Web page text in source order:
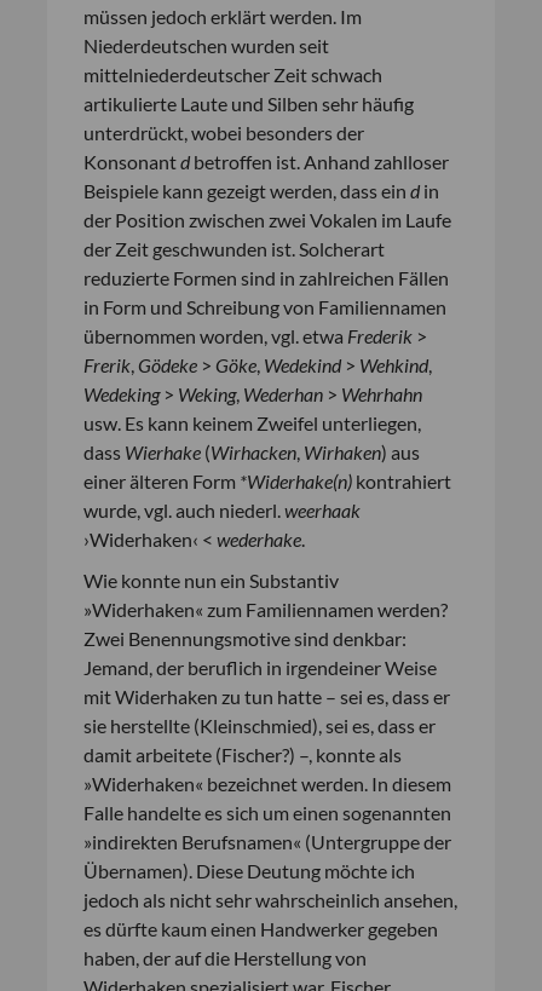
müssen jedoch erklärt werden. Im
Niederdeutschen wurden seit
mittelniederdeutscher Zeit schwach
artikulierte Laute und Silben sehr häufig
unterdrückt, wobei besonders der
Konsonantd betroffen ist. Anhand zahlloser
Beispiele kann gezeigt werden, dass ein d in
der Position zwischen zwei Vokalen im Laufe
der Zeit geschwunden ist. Solcherart
reduzierte Formen sind in zahlreichen Fällen
in Form und Schreibung von Familiennamen
übernommen worden, vgl. etwa Frederik >
Frerik, Gödeke > Göke, Wedekind > Wehkind,
Wedeking> Weking, Wederhan > Wehrhahn
usw. Es kann keinem Zweifel unterliegen,
dass Wierhake (Wirhacken, Wirhaken) aus
einer älteren Form *Widerhake(n) kontrahiert
wurde, vgl. auch niederl.weerhaak
›Widerhaken‹ < wederhake.
Wie konnte nun ein Substantiv
»Widerhaken« zum Familiennamen werden?
Zwei Benennungsmotive sind denkbar:
Jemand, der beruflich in irgendeiner Weise
mit Widerhaken zu tun hatte – sei es, dass er
sie herstellte (Kleinschmied), sei es, dass er
damit arbeitete (Fischer?) –, konnte als
»Widerhaken« bezeichnet werden. In diesem
Falle handelte es sich um einen sogenannten
»indirekten Berufsnamen« (Untergruppe der
Übernamen). Diese Deutung möchte ich
jedoch als nicht sehr wahrscheinlich ansehen,
es dürfte kaum einen Handwerker gegeben
haben, der auf die Herstellung von